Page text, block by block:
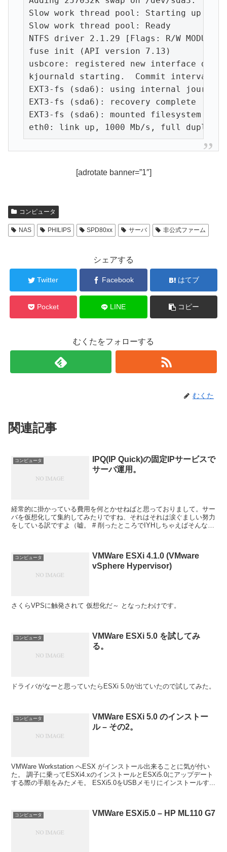
Slow work thread pool: Starting up
Slow work thread pool: Ready
NTFS driver 2.1.29 [Flags: R/W MODULE].
fuse init (API version 7.13)
usbcore: registered new interface
kjournald starting.  Commit interval 5
EXT3-fs (sda6): using internal journal
EXT3-fs (sda6): recovery complete
EXT3-fs (sda6): mounted filesystem
eth0: link up, 1000 Mb/s, full duplex,
[adrotate banner=”1″]
コンピュータ
NAS PHILIPS SPD80xx サーバ 非公式ファーム
シェアする
Twitter Facebook はてブ
Pocket LINE コピー
むくたをフォローする
むくた
関連記事
コンピュータ
IPQ(IP Quick)の固定IPサービスで
サーバ運用。
経常的に掛かっている費用を何とかせねばと思っておりまして。サー
バを仮想化して集約してみたりですね、それはそれは涙ぐましい努力
をしている訳ですよ（嘘。 # 削ったところでIYHしちゃえばそんなの
コンピュータ
VMWare ESXi 4.1.0 (VMware
vSphere Hypervisor)
さくらVPSに触発されて 仮想化だ～ となったわけです。
コンピュータ
VMWare ESXi 5.0 を試してみ
る。
ドライバがなーと思っていたらESXi 5.0が出ていたので試してみた。
コンピュータ
VMWare ESXi 5.0 のインストー
ル – その2。
VMWare Workstation へESX がインストール出来ることに気が付い
た。 調子に乗ってESXi4.xのインストールとESXi5.0にアップデート
する際の手順をみたメモ。 ESXi5.0をUSBメモリにインストールす...
コンピュータ VMWare ESXi5.0 – HP ML110 G7